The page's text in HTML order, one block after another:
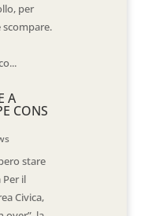
per
A
CONS
stare
Per il
Civica,